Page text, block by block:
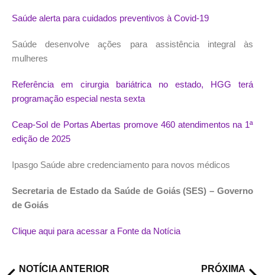
Saúde alerta para cuidados preventivos à Covid-19
Saúde desenvolve ações para assistência integral às
mulheres
Referência em cirurgia bariátrica no estado, HGG terá
programação especial nesta sexta
Ceap-Sol de Portas Abertas promove 460 atendimentos na 1ª
edição de 2025
Ipasgo Saúde abre credenciamento para novos médicos
Secretaria de Estado da Saúde de Goiás (SES) – Governo
de Goiás
Clique aqui para acessar a Fonte da Notícia
NOTÍCIA ANTERIOR PRÓXIMA